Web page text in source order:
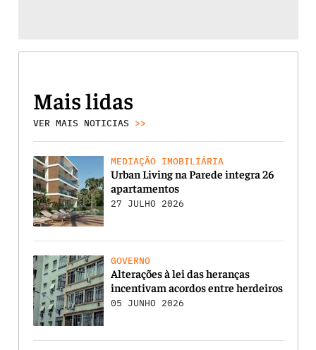
Mais lidas
VER MAIS NOTICIAS >>
MEDIAÇÃO IMOBILIÁRIA
Urban Living na Parede integra 26
apartamentos
27 JULHO 2026
GOVERNO
Alterações à lei das heranças
incentivam acordos entre herdeiros
05 JUNHO 2026